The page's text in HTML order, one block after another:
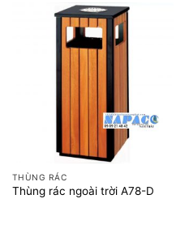
THÙNG RÁC
Thùng rác ngoài trời A78-D